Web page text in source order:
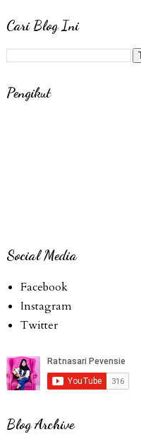
Cari Blog Ini
Pengikut
Social Media
Facebook
Instagram
Twitter
Blog Archive